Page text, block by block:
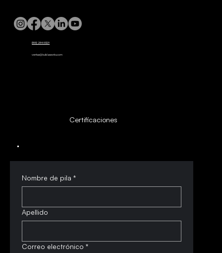
Nombre de pila *
Apellido
Correo electrónico *
(855) 284-5329
ventas@buildaworks.com
Certificaciones